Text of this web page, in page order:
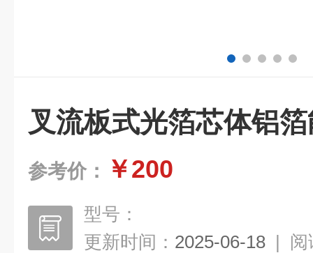
叉流板式光箔芯体铝
参考价： ￥200
型号：
更新时间： 2025-06-18 | 阅